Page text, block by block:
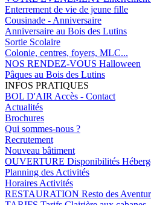
Enterrement de vie de jeune fille
Cousinade - Anniversaire
Anniversaire au Bois des Lutins
Sortie Scolaire
Colonie, centres, foyers, MLC...
NOS RENDEZ-VOUS Halloween
Pâques au Bois des Lutins
INFOS PRATIQUES
BOL D'AIR Accès - Contact
Actualités
Brochures
Qui sommes-nous ?
Recrutement
Nouveau bâtiment
OUVERTURE Disponibilités
Planning des Activités
Horaires Activités
RESTAURATION Resto des